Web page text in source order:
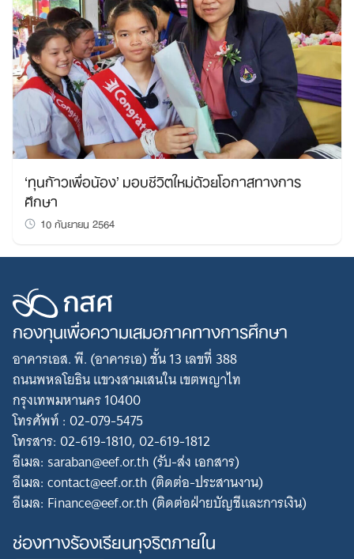
Search
for:
‘ทุนก้าวเพื่อน้อง’ มอบชีวิตใหม่ด้วยโอกาสทางการ
ศึกษา
10 กันยายน 2564
กองทุนเพื่อความเสมอภาคทางการศึกษา
อาคารเอส. พี. (อาคารเอ) ชั้น 13 เลขที่ 388
ถนนพหลโยธิน แขวงสามเสนใน เขตพญาไท
กรุงเทพมหานคร 10400
โทรศัพท์ : 02-079-5475
โทรสาร: 02-619-1810, 02-619-1812
อีเมล: saraban@eef.or.th (รับ-ส่ง เอกสาร)
อีเมล: contact@eef.or.th (ติดต่อ-ประสานงาน)
อีเมล: Finance@eef.or.th (ติดต่อฝ่ายบัญชีและการเงิน)
ช่องทางร้องเรียนทุจริตภายใน